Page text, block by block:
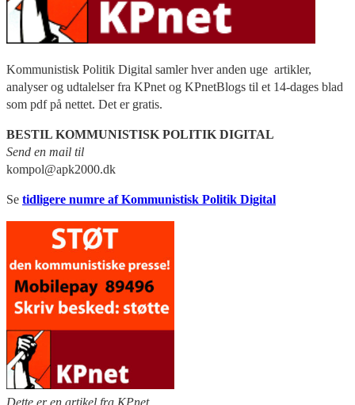
Kommunistisk Politik Digital samler hver anden uge artikler,
analyser og udtalelser fra KPnet og KPnetBlogs til et 14-dages blad
som pdf på nettet. Det er gratis.
BESTIL KOMMUNISTISK POLITIK DIGITAL
Send en mail til
kompol@apk2000.dk
Se tidligere numre af Kommunistisk Politik Digital
Dette er en artikel fra KPnet.